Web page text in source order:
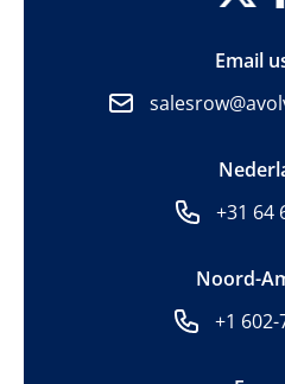
Email
+31 64
Noord-
+1